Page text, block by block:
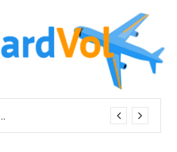
l’aéroport Maurice